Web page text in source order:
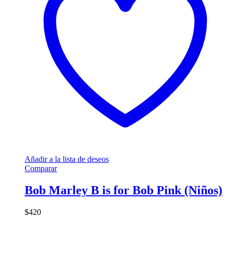
Añadir a la lista de deseos
Comparar
Bob Marley B is for Bob Pink (Niños)
$420